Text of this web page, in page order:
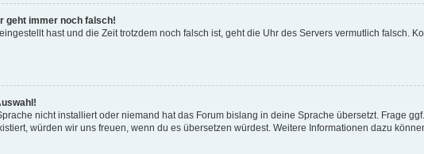
geht immer noch falsch!
hast und die Zeit trotzdem noch falsch ist, geht die Uhr des Servers vermutlich falsch.
nicht installiert oder niemand hat das Forum bislang in deine Sprache übersetzt. Frage
würden wir uns freuen, wenn du es übersetzen würdest. Weitere Informationen dazu